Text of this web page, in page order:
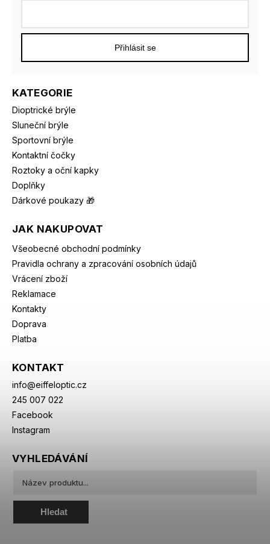
KATEGORIE
Dioptrické brýle
Sluneční brýle
Sportovní brýle
Kontaktní čočky
Roztoky a oční kapky
Doplňky
Dárkové poukazy 🎁
JAK NAKUPOVAT
Všeobecné obchodní podmínky
Pravidla ochrany a zpracování osobních údajů
Vrácení zboží
Reklamace
Kontakty
Doprava
Platba
KONTAKT
info@eiffeloptic.cz
245 007 022
Facebook
Instagram
Přihlásit se
VYHLEDÁVÁNÍ
Hledat